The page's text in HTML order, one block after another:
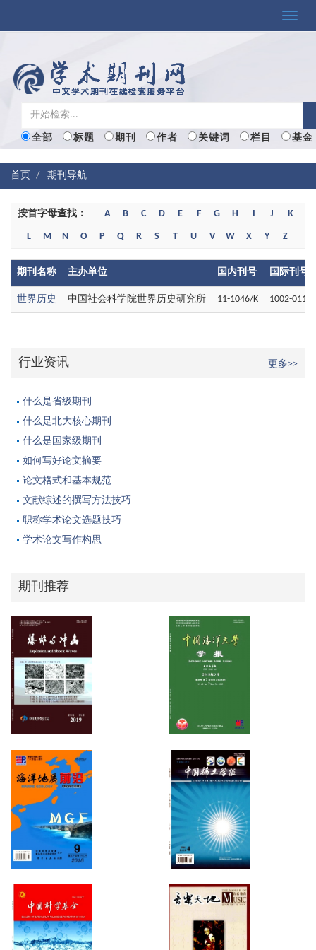
Toggle
全部 标题 期刊 作者 关键词 栏目 基金
首页 期刊导航
按首字母查找： A B C D E F G H I J K
L M N O P Q R S T U V W X Y Z
期刊名称 主办单位 国内刊号 国际刊号
世界历史 中国社会科学院世界历史研究所 11-1046/K 1002-011X
行业资讯 更多>>
什么是省级期刊
什么是北大核心期刊
什么是国家级期刊
如何写好论文摘要
论文格式和基本规范
文献综述的撰写方法技巧
职称学术论文选题技巧
学术论文写作构思
期刊推荐